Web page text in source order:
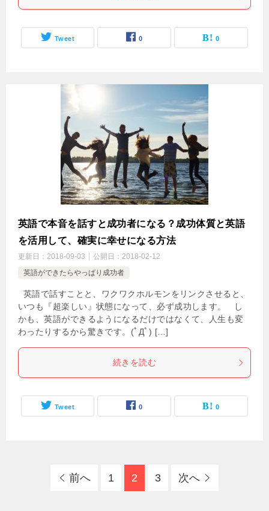
Tweet 0 0
英語で本音を話すと成功者になる？成功体質と英語
を活用して、確実に幸せになる方法
更新日： 2018-09-03 公開日： 2018-02-12
英語ができたらやっぱり成功者
英語で話すことと、ワクワクホルモンをリンクさせると、
いつも『超楽しい』状態になって、必ず成功します。 し
かも、英語ができるようになるだけではなくて、人生も変
わったりするから驚きです。(ﾟДﾟ) […]
続きを読む
Tweet 0 0
前へ 1 2 3 次へ